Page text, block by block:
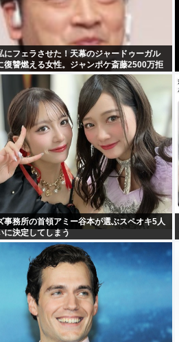
にフェラさせた！天幕のジャードゥーガル
復讐燃える女性。ジャンポケ斎藤2500万拒
事務所の首領アミー谷本が選ぶスペオキ5人
に決定してしまう